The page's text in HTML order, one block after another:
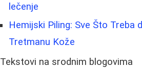
lečenje
Hemijski Piling: Sve Što Treba
Tretmanu Kože
Tekstovi na srodnim blogovima